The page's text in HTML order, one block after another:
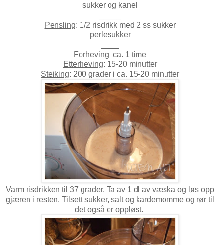
sukker og kanel
Pensling: 1/2 risdrikk med 2 ss sukker
perlesukker
Forheving: ca. 1 time
Etterheving: 15-20 minutter
Steiking: 200 grader i ca. 15-20 minutter
Varm risdrikken til 37 grader. Ta av 1 dl av væska og løs opp
gjæren i resten. Tilsett sukker, salt og kardemomme og rør til
det også er oppløst.